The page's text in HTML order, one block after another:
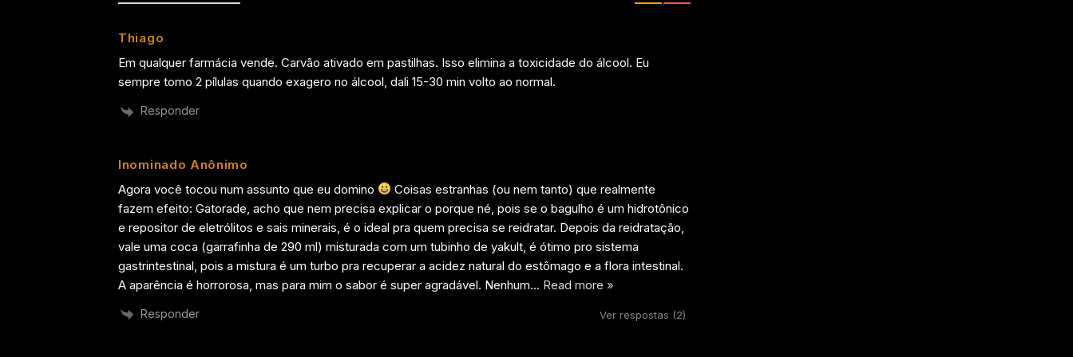
Thiago
Em qualquer farmácia vende. Carvão ativado em pastilhas. Isso elimina a toxicidade do álcool. Eu
sempre tomo 2 pílulas quando exagero no álcool, dali 15-30 min volto ao normal.
Responder
Inominado Anônimo
Agora você tocou num assunto que eu domino
Coisas estranhas (ou nem tanto) que realmente
fazem efeito: Gatorade, acho que nem precisa explicar o porque né, pois se o bagulho é um hidrotônico
e repositor de eletrólitos e sais minerais, é o ideal pra quem precisa se reidratar. Depois da reidratação,
vale uma coca (garrafinha de 290 ml) misturada com um tubinho de yakult, é ótimo pro sistema
gastrintestinal, pois a mistura é um turbo pra recuperar a acidez natural do estômago e a flora intestinal.
A aparência é horrorosa, mas para mim o sabor é super agradável. Nenhum… Read more »
Responder Ver respostas (2)